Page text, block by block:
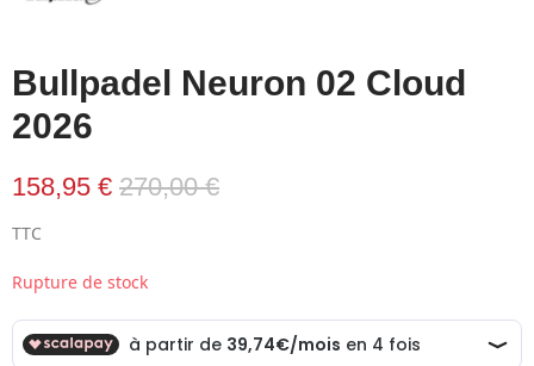
Bullpadel Neuron 02 Cloud
2026
158,95 € 270,00 €
TTC
Rupture de stock